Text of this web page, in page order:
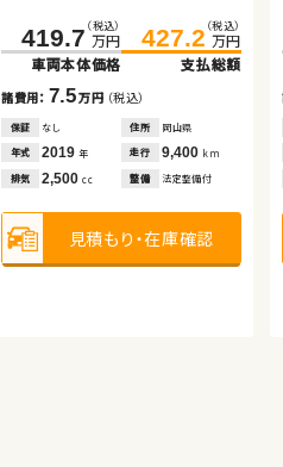
419.7 （税込）
万円
車両本体価格
427.2 （税込）
万円
支払総額
諸費用： 7.5万円 （税込）
保証 なし 住所
岡山県
年式
2019年 走行 9,400 km
排気
2,500cc 整備 法定整備付
見積もり・在庫確認
262.3 （税込）
万円
車両本体価格
279.9 （税込）
万円
支払総額
諸費用： 17.6万円（税込）
保証 あり 住所
岩手県
年式
2023年 走行 56,800km
排気
2,000cc 整備 法定整備付
見積もり・在庫確認
80.5 （税込）
万円
車両本体価格
89.7 （税込）
万円
支払総額
諸費用： 9.2万円 （税込）
保証 あり 住所
埼玉県
年式
2017年 走行 66,400km
排気
660cc 整備 法定整備付
見積もり・在庫確認